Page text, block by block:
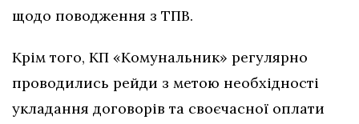
щодо поводження з ТПВ.
Крім того, КП «Комунальник» регулярно
проводились рейди з метою необхідності
укладання договорів та своєчасної оплати